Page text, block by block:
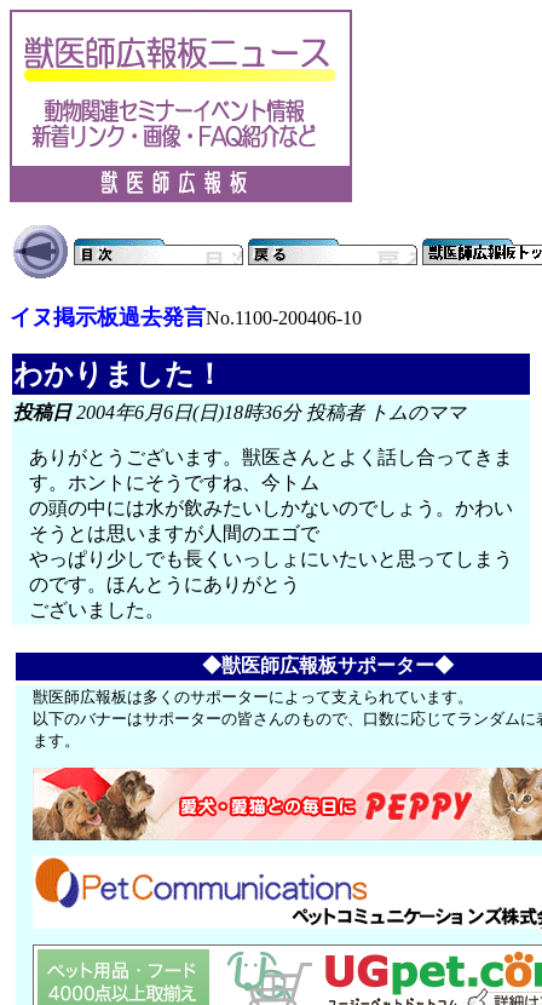
イヌ掲示板過去発言No.1100-200406-10
わかりました！
投稿日2004年6月6日(日)18時36分 投稿者 トムのママ
ありがとうございます。獣医さんとよく話し合ってきま
す。ホントにそうですね、今トム
の頭の中には水が飲みたいしかないのでしょう。かわい
そうとは思いますが人間のエゴで
やっぱり少しでも長くいっしょにいたいと思ってしまう
のです。ほんとうにありがとう
ございました。
◆獣医師広報板サポーター◆
獣医師広報板は多くのサポーターによって支えられています。
以下のバナーはサポーターの皆さんのもので、口数に応じてランダムに
ます。